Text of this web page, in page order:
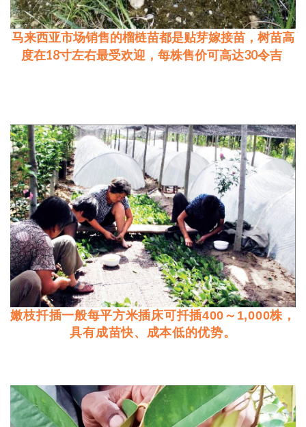
马来西亚市场销售的榴梿苗都是贴芽嫁接苗，树苗高
度在18寸左右最受欢迎，每株售价可高达30令吉
嫩枝扦插一般每平方米插床可扦插400～1,000株，
具有成苗快、成本低的优势。